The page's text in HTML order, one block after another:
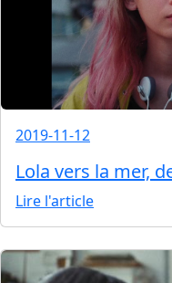
2019-11-12
Lola vers la mer,
Lire l'article